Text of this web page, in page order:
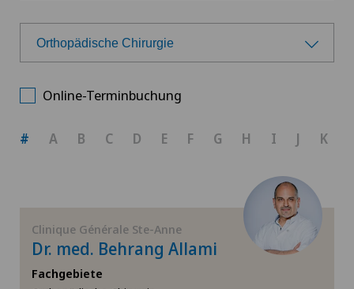
Orthopädische Chirurgie
Anästhesiologie
Online-Terminbuchung
# A B C D E F G H I J K
Clinique Générale Ste-Anne
Dr. med. Behrang Allami
Fachgebiete